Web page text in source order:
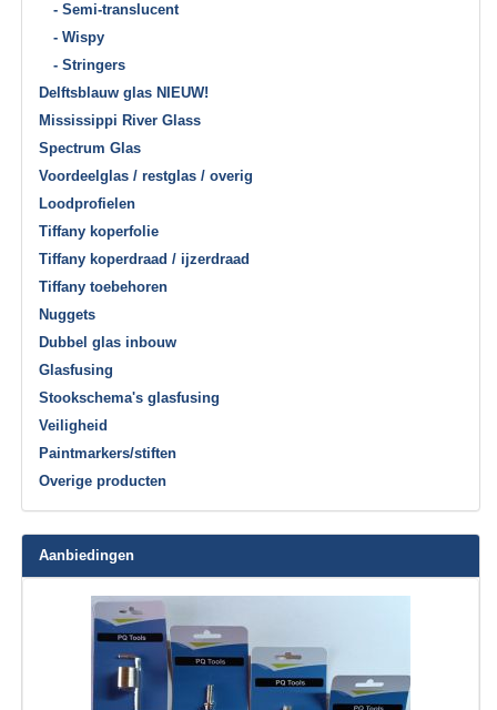
- Semi-translucent
- Wispy
- Stringers
Delftsblauw glas NIEUW!
Mississippi River Glass
Spectrum Glas
Voordeelglas / restglas / overig
Loodprofielen
Tiffany koperfolie
Tiffany koperdraad / ijzerdraad
Tiffany toebehoren
Nuggets
Dubbel glas inbouw
Glasfusing
Stookschema's glasfusing
Veiligheid
Paintmarkers/stiften
Overige producten
Aanbiedingen